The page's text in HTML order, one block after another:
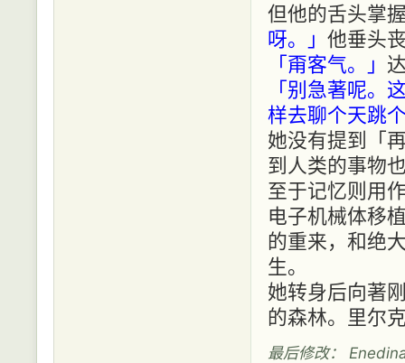
但他的舌头掌
呀。」 他垂头
「甭客气。」
「别急著呢。
样去聊个天跳
她没有提到「
到人类的事物
至于记忆则用
电子机械体移
的重来，和绝
生。
她转身后向著
的森林。里尔
最后修改：